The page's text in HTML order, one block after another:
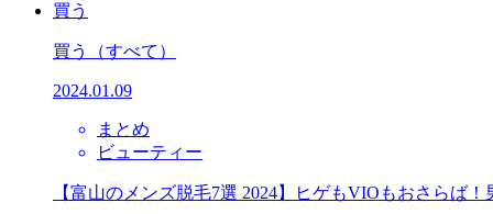
買う
買う （すべて）
2024.01.09
まとめ
ビューティー
【富山のメンズ脱毛7選 2024】ヒゲもVIOもおさらば